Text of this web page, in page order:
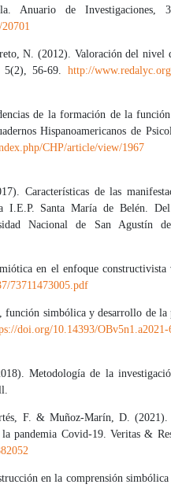
Anuario de Investigaciones,
N. (2012). Valoración del nivel
5(2), 56-69.http://
de la formación de la
Hispanoamericanos de
CHP/article/view/1967
Características de las
I.E.P. Santa María de Belén.
Nacional de San Agustín
en el enfoque constructivista
73711473005.pdf
función simbólica y desarrollo de la
doi.org/10.14393/OBv5n1.a2021-
Metodología de la
F. & Muñoz-Marín, D. (2021).
pandemia Covid-19. Veritas &
en la comprensión simbólica